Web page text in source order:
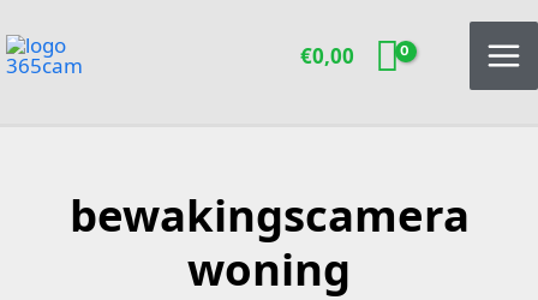
naar
de
€0,00
bewakingscamera
woning